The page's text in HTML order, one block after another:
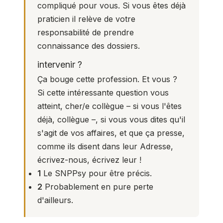
compliqué pour vous. Si vous êtes déjà
praticien il relève de votre
responsabilité de prendre
connaissance des dossiers.
intervenir ?
Ça bouge cette profession. Et vous ?
Si cette intéressante question vous
atteint, cher/e collègue – si vous l'êtes
déjà, collègue –, si vous vous dites qu'il
s'agit de vos affaires, et que ça presse,
comme ils disent dans leur Adresse,
écrivez-nous, écrivez leur !
1 Le SNPPsy pour être précis.
2 Probablement en pure perte
d'ailleurs.